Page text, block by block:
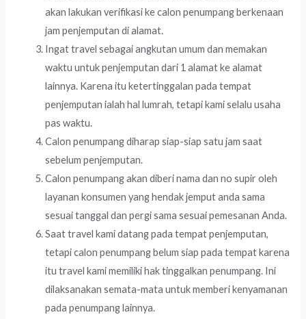
akan lakukan verifikasi ke calon penumpang berkenaan
jam penjemputan di alamat.
Ingat travel sebagai angkutan umum dan memakan
waktu untuk penjemputan dari 1 alamat ke alamat
lainnya. Karena itu ketertinggalan pada tempat
penjemputan ialah hal lumrah, tetapi kami selalu usaha
pas waktu.
Calon penumpang diharap siap-siap satu jam saat
sebelum penjemputan.
Calon penumpang akan diberi nama dan no supir oleh
layanan konsumen yang hendak jemput anda sama
sesuai tanggal dan pergi sama sesuai pemesanan Anda.
Saat travel kami datang pada tempat penjemputan,
tetapi calon penumpang belum siap pada tempat karena
itu travel kami memiliki hak tinggalkan penumpang. Ini
dilaksanakan semata-mata untuk memberi kenyamanan
pada penumpang lainnya.